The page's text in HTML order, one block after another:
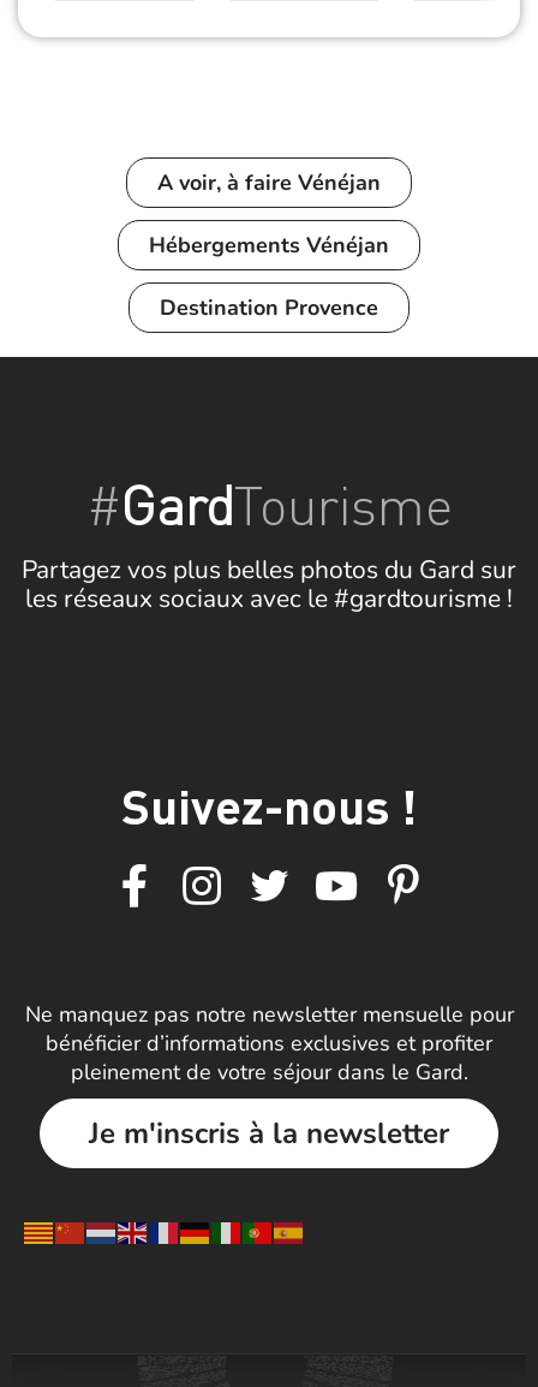
A voir, à faire Vénéjan
Hébergements Vénéjan
Destination Provence
#GardTourisme
Partagez vos plus belles photos du Gard sur
les réseaux sociaux avec le #gardtourisme !
Suivez-nous !
Ne manquez pas notre newsletter mensuelle pour
bénéficier d’informations exclusives et profiter
pleinement de votre séjour dans le Gard.
Je m'inscris à la newsletter